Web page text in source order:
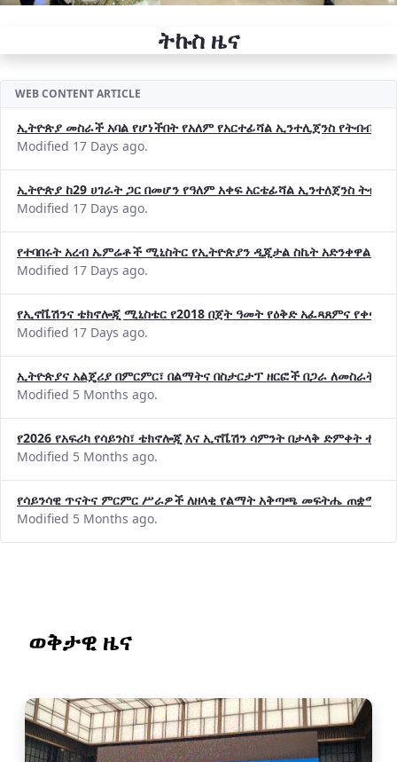
ትኩስ ዜና
WEB CONTENT ARTICLE
ኢትዮጵያ መስራች አባል የሆነችበት የአለም የአርተፊሻል ኢንተሊጀንስ የትብብር
Modified 17 Days ago.
ኢትዮጵያ ከ29 ሀገራት ጋር በመሆን የዓለም አቀፍ አርቴፊሻል ኢንተለጀንስ
Modified 17 Days ago.
የተባበሩት አረብ ኤምሬቶች ሚኒስትር የኢትዮጵያን ዲጂታል ስኬት አድንቀዋል
Modified 17 Days ago.
የኢኖቬሽንና ቴክኖሎጂ ሚኒስቴር የ2018 በጀት ዓመት የዕቅድ አፈጻጸምና
Modified 17 Days ago.
ኢትዮጵያና አልጄሪያ በምርምር፣ በልማትና በስታርታፕ ዘርፎች በጋራ ለመስራት
Modified 5 Months ago.
የ2026 የአፍሪካ የሳይንስ፣ ቴክኖሎጂ እና ኢኖቬሽን ሳምንት በታላቅ ድምቀት
Modified 5 Months ago.
የሳይንሳዊ ጥናትና ምርምር ሥራዎች ለዘላቂ የልማት አቅጣጫ መፍትሔ ጠቋሚ
Modified 5 Months ago.
ወቅታዊ ዜና